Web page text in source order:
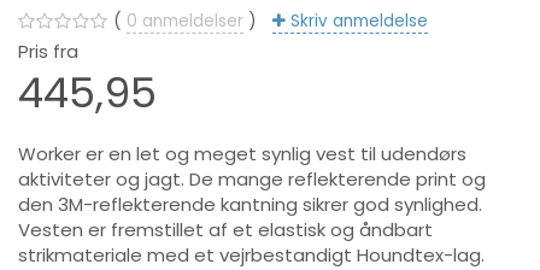
0 anmeldelser Skriv anmeldelse
Pris fra
445,95
Worker er en let og meget synlig vest til udendørs
aktiviteter og jagt. De mange reflekterende print og
den 3M-reflekterende kantning sikrer god synlighed.
Vesten er fremstillet af et elastisk og åndbart
strikmateriale med et vejrbestandigt Houndtex-lag.